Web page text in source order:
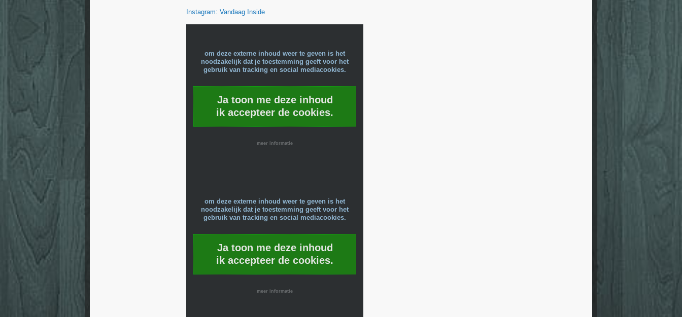
Instagram: Vandaag Inside
om deze externe inhoud weer te geven is het
noodzakelijk dat je toestemming geeft voor het
gebruik van tracking en social mediacookies.
Ja toon me deze inhoud
ik accepteer de cookies.
meer informatie
om deze externe inhoud weer te geven is het
noodzakelijk dat je toestemming geeft voor het
gebruik van tracking en social mediacookies.
Ja toon me deze inhoud
ik accepteer de cookies.
meer informatie